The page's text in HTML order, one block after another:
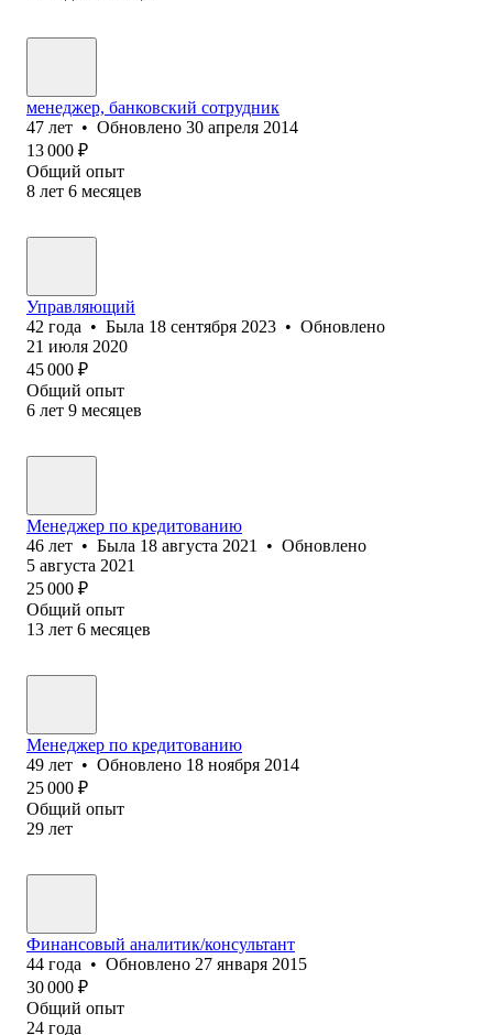
менеджер, банковский сотрудник
47 лет • Обновлено 30 апреля 2014
13 000 ₽
Общий опыт
8 лет 6 месяцев
Управляющий
42 года • Была 18 сентября 2023 • Обновлено
21 июля 2020
45 000 ₽
Общий опыт
6 лет 9 месяцев
Менеджер по кредитованию
46 лет • Была 18 августа 2021 • Обновлено
5 августа 2021
25 000 ₽
Общий опыт
13 лет 6 месяцев
Менеджер по кредитованию
49 лет • Обновлено 18 ноября 2014
25 000 ₽
Общий опыт
29 лет
Финансовый аналитик/консультант
44 года • Обновлено 27 января 2015
30 000 ₽
Общий опыт
24 года